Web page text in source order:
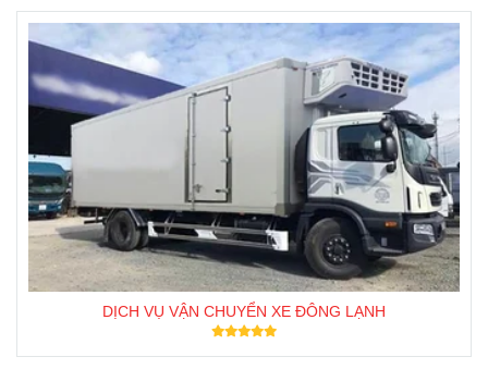
DỊCH VỤ VẬN CHUYỂN XE ĐÔNG LẠNH